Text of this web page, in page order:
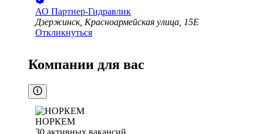
АО Партнер-Гидравлик
Дзержинск, Красноармейская улица, 15Е
Откликнуться
Компании для вас
НОРКЕМ